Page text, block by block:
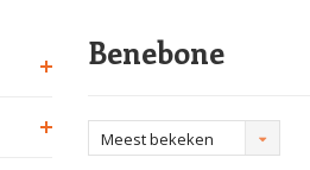
Benebone
Meest bekeken